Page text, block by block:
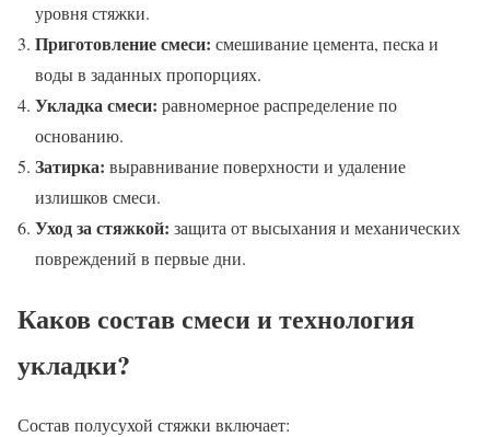
уровня стяжки.
Приготовление смеси: смешивание цемента, песка и
воды в заданных пропорциях.
Укладка смеси: равномерное распределение по
основанию.
Затирка: выравнивание поверхности и удаление
излишков смеси.
Уход за стяжкой: защита от высыхания и механических
повреждений в первые дни.
Каков состав смеси и технология
укладки?
Состав полусухой стяжки включает: